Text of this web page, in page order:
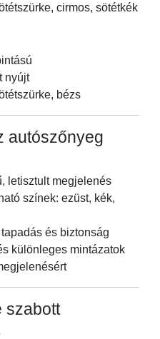
cirmos, sötétkék
nyújt
bézs
autószőnyeg
letisztult megjelenés
színek: ezüst, kék,
és biztonság
különleges mintázatok
szabott